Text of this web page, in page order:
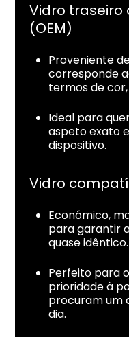
Vidro traseiro
(OEM)
Proveniente
corresponde
termos de
Ideal para
aspeto exato
dispositivo.
Vidro
Económico,
para garantir
quase idêntico.
Perfeito para
prioridade à
procuram um
dia.